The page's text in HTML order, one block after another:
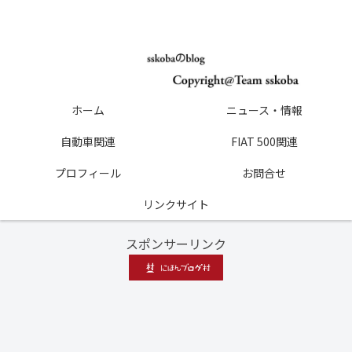
ホーム
ニュース・情報
自動車関連
FIAT 500関連
プロフィール
お問合せ
リンクサイト
スポンサーリンク